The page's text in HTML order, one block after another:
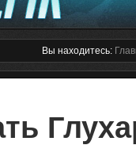
Вы находитесь: